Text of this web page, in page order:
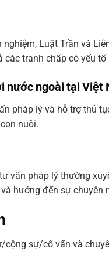
Luật Trần và
tranh chấp có yếu
nước ngoài tại Việt
pháp lý và hỗ trợ thủ
nuôi.
vấn pháp lý thường
hướng đến sự chuyên
sự/cố vấn và